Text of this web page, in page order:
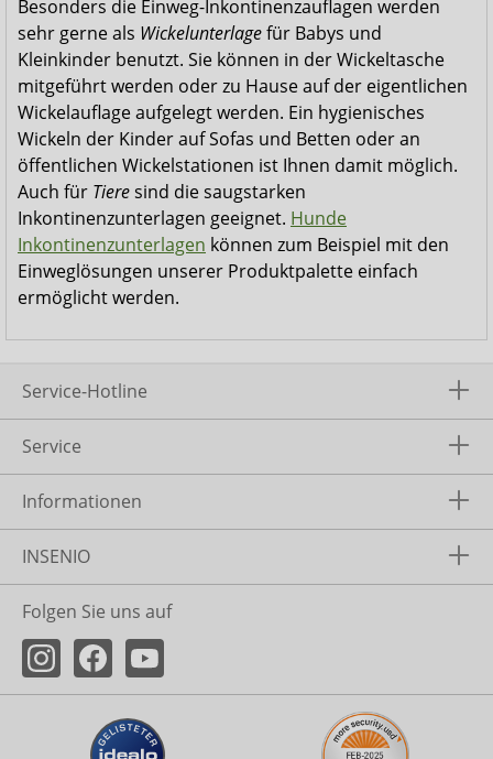
Besonders die Einweg-Inkontinenzauflagen werden
sehr gerne als Wickelunterlagefür Babys und
Kleinkinder benutzt. Sie können in der Wickeltasche
mitgeführt werden oder zu Hause auf der eigentlichen
Wickelauflage aufgelegt werden. Ein hygienisches
Wickeln der Kinder auf Sofas und Betten oder an
öffentlichen Wickelstationen ist Ihnen damit möglich.
Auch für Tieresind die saugstarken
Inkontinenzunterlagen geeignet. Hunde
Inkontinenzunterlagen können zum Beispiel mit den
Einweglösungen unserer Produktpalette einfach
ermöglicht werden.
Service-Hotline
Service
Informationen
INSENIO
Folgen Sie uns auf